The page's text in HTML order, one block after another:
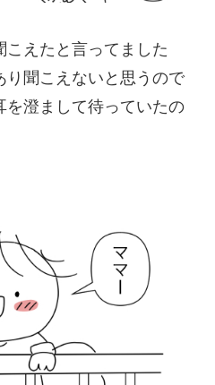
えたと言ってました
り聞こえないと思うので
を澄まして待っていたの